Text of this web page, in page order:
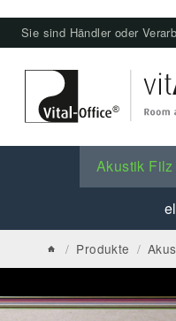
Sie sind Händler oder
Akustik
/ Produkte /